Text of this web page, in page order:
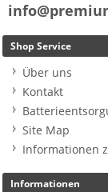
Shop Service
Über uns
Kontakt
Site Map
Informationen
Informationen